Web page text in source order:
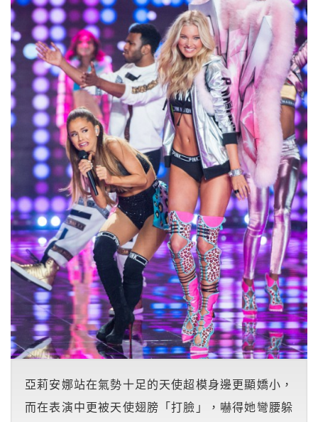
亞莉安娜站在氣勢十足的天使超模身邊更顯嬌小，
而在表演中更被天使翅膀「打臉」，嚇得她彎腰躲